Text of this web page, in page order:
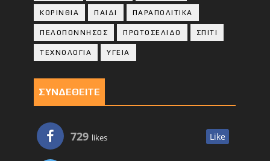
ΚΟΡΙΝΘΙA ΠΑΙΔΙ ΠΑΡΑΠΟΛΙΤΙΚΑ
ΠΕΛΟΠΟΝΝΗΣΟΣ ΠΡΩΤΟΣΕΛΙΔΟ ΣΠΙΤΙ
ΤΕΧΝΟΛΟΓΙΑ ΥΓΕΙΑ
ΣΥΝΔΕΘΕΙΤΕ
729 likes Like